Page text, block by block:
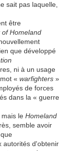
sait pas laquelle,
être
Homeland
que développé
ni à un usage
« warfighters »
de forces
dans la « guerre
le Homeland
semble avoir
autorités d'obtenir